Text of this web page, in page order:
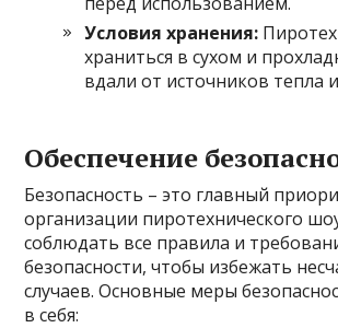
Условия хранения:
храниться в сухом и
вдали от источников тепла
Обеспечение
Безопасность – это главный
организации пиротехнического
соблюдать все правила и
безопасности, чтобы избежать
случаев. Основные меры
в себя: